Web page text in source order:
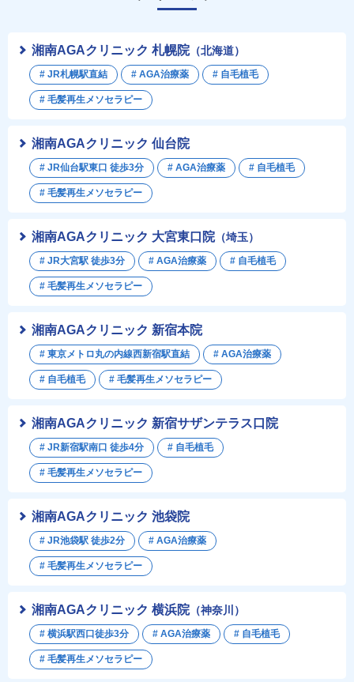
湘南AGAクリニック 新宿本院
# 東京メトロ丸の内線西新宿駅直結 # AGA治療薬
# 自毛植毛 # 毛髪再生メソセラピー
湘南AGAクリニック 新宿サザンテラス口院
# JR新宿駅南口 徒歩4分 # 自毛植毛
# 毛髪再生メソセラピー
湘南AGAクリニック 札幌院（北海道）
# JR札幌駅直結 # AGA治療薬 # 自毛植毛
# 毛髪再生メソセラピー
湘南AGAクリニック 横浜院（神奈川）
# 横浜駅西口徒歩3分 # AGA治療薬 # 自毛植毛
# 毛髪再生メソセラピー
湘南AGAクリニック 仙台院
# JR仙台駅東口 徒歩3分 # AGA治療薬 # 自毛植毛
# 毛髪再生メソセラピー
湘南AGAクリニック 池袋院
# JR池袋駅 徒歩2分 # AGA治療薬
# 毛髪再生メソセラピー
湘南AGAクリニック 大宮東口院（埼玉）
# JR大宮駅 徒歩3分 # AGA治療薬 # 自毛植毛
# 毛髪再生メソセラピー